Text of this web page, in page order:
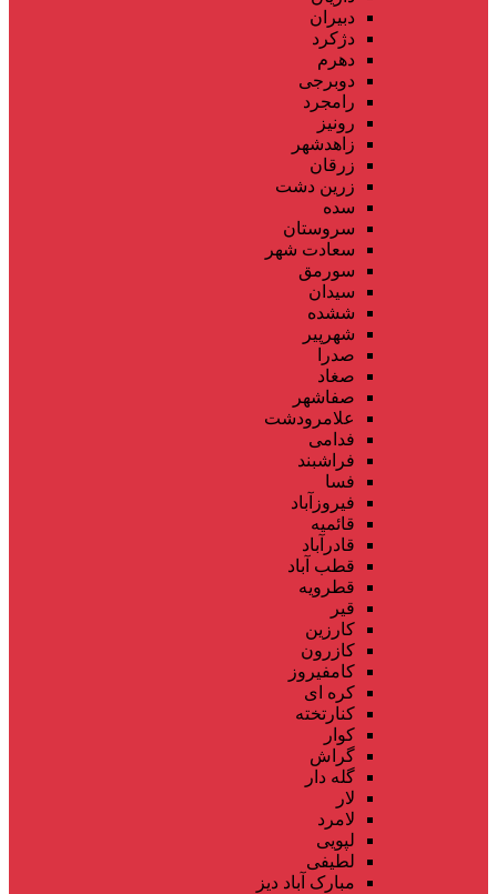
دبیران
دژکرد
دهرم
دوبرجی
رامجرد
رونیز
زاهدشهر
زرقان
زرین دشت
سده
سروستان
سعادت شهر
سورمق
سیدان
ششده
شهرپیر
صدرا
صغاد
صفاشهر
علامرودشت
فدامی
فراشبند
فسا
فیروزآباد
قائمیه
قادرآباد
قطب آباد
قطرویه
قیر
کارزین
کازرون
کامفیروز
کره ای
کنارتخته
کوار
گراش
گله دار
لار
لامرد
لپویی
لطیفی
مبارک آباد دیز